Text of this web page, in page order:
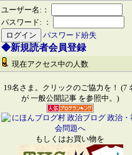
ユーザー名:：
パスワード: ：
パスワード紛失
◆新規読者会員登録
現在アクセス中の人数
19名さま。クリックのご協力を！ (7
が 一般公開記事 を参照中。)
もしくはお買い物を